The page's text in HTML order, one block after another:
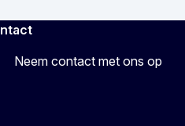
Neem contact met ons op